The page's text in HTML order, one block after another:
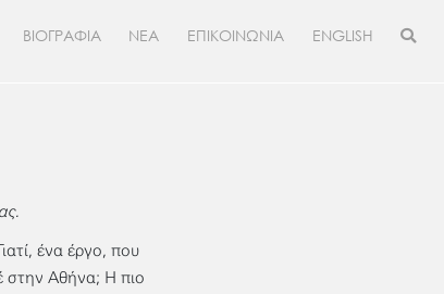
ΒΙΟΓΡΑΦΙΑ ΝΕΑ ΕΠΙΚΟΙΝΩΝΙΑ ENGLISH
ένα έργο, που
στην Αθήνα; Η πιο